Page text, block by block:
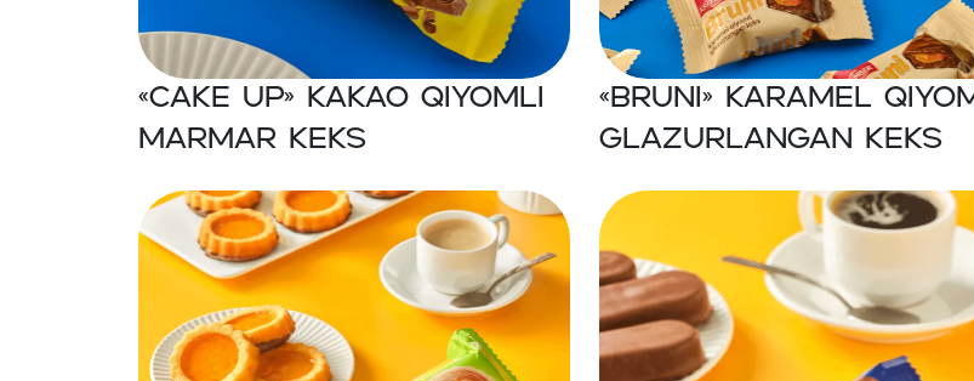
«CAKE UP» Kakao qiyomli
marmar keks
«BRUNI» Karamel
glazurlangan keks